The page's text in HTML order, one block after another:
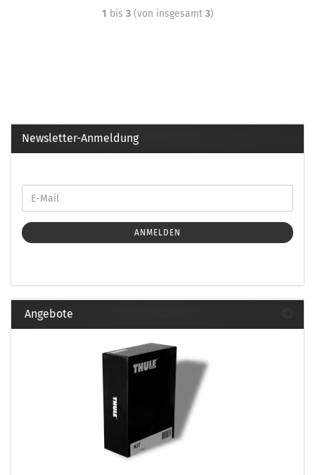
1 bis 3(von insgesamt 3)
Newsletter-Anmeldung
ANMELDEN
Angebote